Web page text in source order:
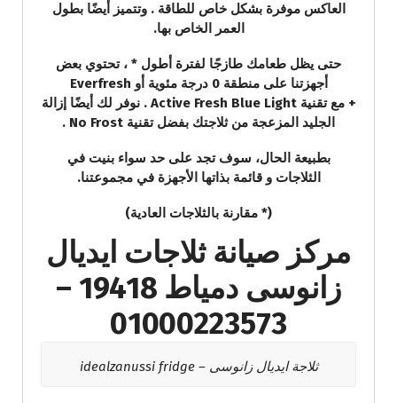
العاكس موفرة بشكل خاص للطاقة . وتتميز أيضًا بطول
العمر الخاص بها.
حتى يظل طعامك طازجًا لفترة أطول * ، تحتوي بعض
أجهزتنا على منطقة 0 درجة مئوية أو Everfresh
+ مع تقنية Active Fresh Blue Light . نوفر لك أيضًا إزالة
الجليد المزعجة من ثلاجتك بفضل تقنية No Frost .
بطبيعة الحال، سوف تجد على حد سواء بنيت في
الثلاجات و قائمة بذاتها الأجهزة في مجموعتنا.
(* مقارنة بالثلاجات العادية)
مركز صيانة ثلاجات ايديال
زانوسى دمياط 19418 –
01000223573
ثلاجة ايديال زانوسى – idealzanussi fridge